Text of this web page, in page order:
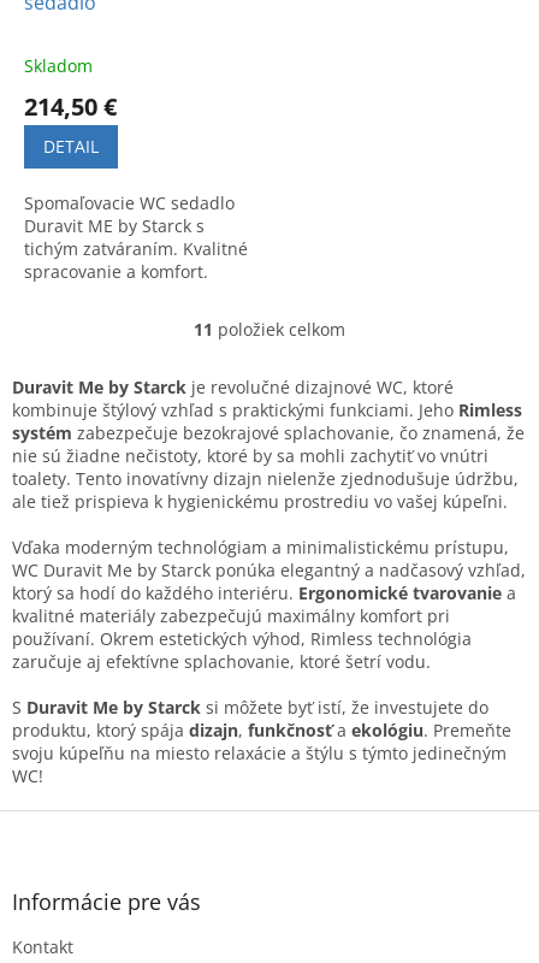
Skladom
214,50 €
DETAIL
Spomaľovacie WC sedadlo
Duravit ME by Starck s
tichým zatváraním. Kvalitné
spracovanie a komfort.
O
l
á
d
a
c
i
p
r
v
k
y
v
p
i
s
11 položiek celkom
Duravit Me by Starck je revolučné dizajnové WC, ktoré
kombinuje štýlový vzhľad s praktickými funkciami. Jeho Rimless
systém zabezpečuje bezokrajové splachovanie, čo znamená, že
nie sú žiadne nečistoty, ktoré by sa mohli zachytiť vo vnútri
toalety. Tento inovatívny dizajn nielenže zjednodušuje údržbu,
ale tiež prispieva k hygienickému prostrediu vo vašej kúpeľni.
Vďaka moderným technológiam a minimalistickému prístupu,
WC Duravit Me by Starck ponúka elegantný a nadčasový vzhľad,
ktorý sa hodí do každého interiéru. Ergonomické tvarovanie a
kvalitné materiály zabezpečujú maximálny komfort pri
používaní. Okrem estetických výhod, Rimless technológia
zaručuje aj efektívne splachovanie, ktoré šetrí vodu.
S Duravit Me by Starck si môžete byť istí, že investujete do
produktu, ktorý spája dizajn, funkčnosťa ekológiu. Premeňte
svoju kúpeľňu na miesto relaxácie a štýlu s týmto jedinečným
WC!
Z
Informácie pre vás
Kontakt